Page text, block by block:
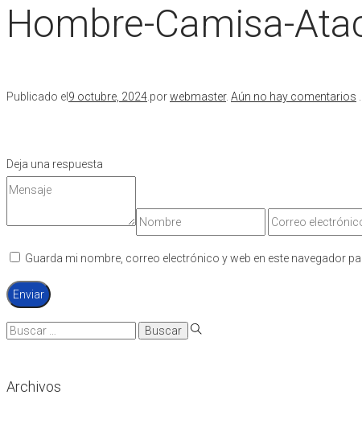
Hombre-Camisa-
Publicado el 9 octubre, 2024 porwebmaster. Aún no hay comentarios
Deja una respuesta
Guarda mi nombre, correo electrónico y web en este navegador
Búsqueda
Archivos